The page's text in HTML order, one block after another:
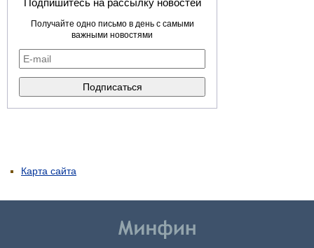
Получайте одно письмо в день с самыми
важными новостями
Карта сайта